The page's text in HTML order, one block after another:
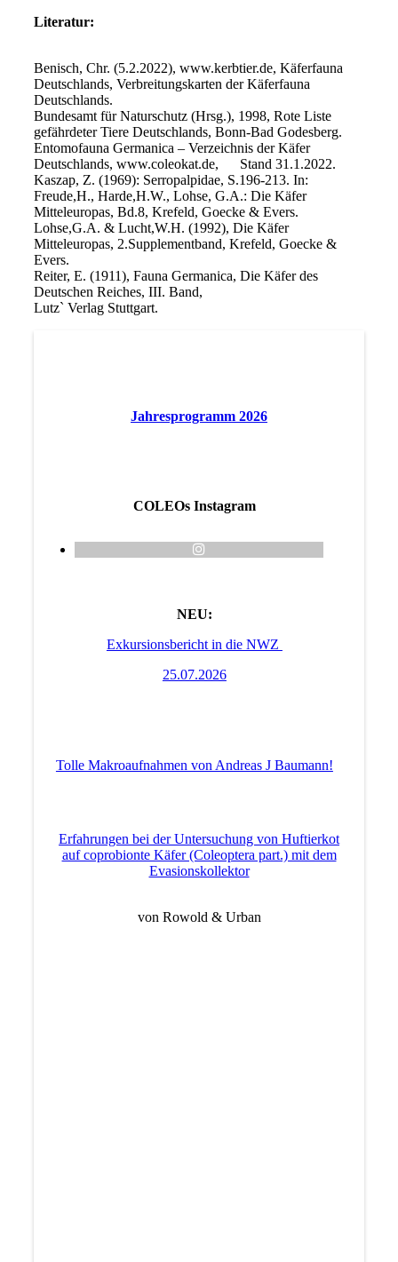
Literatur:
Benisch, Chr. (5.2.2022), www.kerbtier.de, Käferfauna
Deutschlands, Verbreitungskarten der Käferfauna
Deutschlands.
Bundesamt für Naturschutz (Hrsg.), 1998, Rote Liste
gefährdeter Tiere Deutschlands, Bonn-Bad Godesberg.
Entomofauna Germanica – Verzeichnis der Käfer
Deutschlands, www.coleokat.de, Stand 31.1.2022.
Kaszap, Z. (1969): Serropalpidae, S.196-213. In:
Freude,H., Harde,H.W., Lohse, G.A.: Die Käfer
Mitteleuropas, Bd.8, Krefeld, Goecke & Evers.
Lohse,G.A. & Lucht,W.H. (1992), Die Käfer
Mitteleuropas, 2.Supplementband, Krefeld, Goecke &
Evers.
Reiter, E. (1911), Fauna Germanica, Die Käfer des
Deutschen Reiches, III. Band,
Lutz` Verlag Stuttgart.
Jahresprogramm 2026
COLEOs Instagram
NEU:
Exkursionsbericht in die NWZ
25.07.2026
Tolle Makroaufnahmen von Andreas J Baumann!
Erfahrungen bei der Untersuchung von Huftierkot
auf coprobionte Käfer (Coleoptera part.) mit dem
Evasionskollektor
von Rowold & Urban